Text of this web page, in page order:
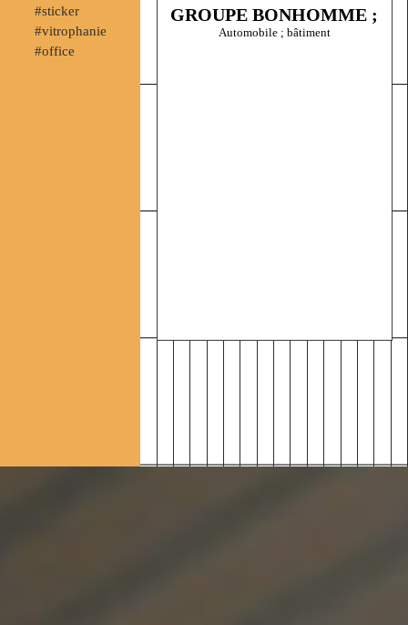
#sticker
#vitrophanie
#office
GROUPE BONHOMME ;
Automobile ; bâtiment